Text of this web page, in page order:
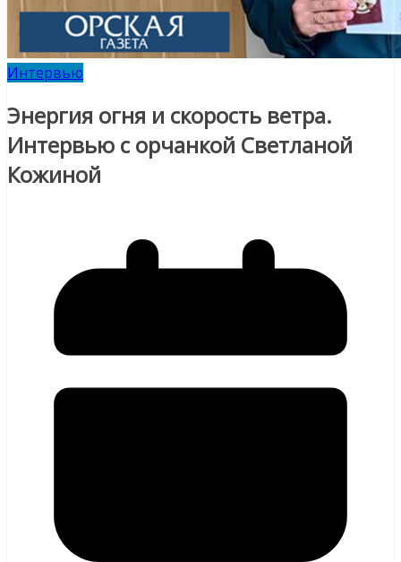
Интервью
Энергия огня и скорость ветра.
Интервью с орчанкой Светланой
Кожиной